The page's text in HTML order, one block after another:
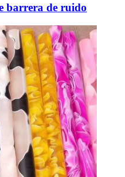
barrera de ruido